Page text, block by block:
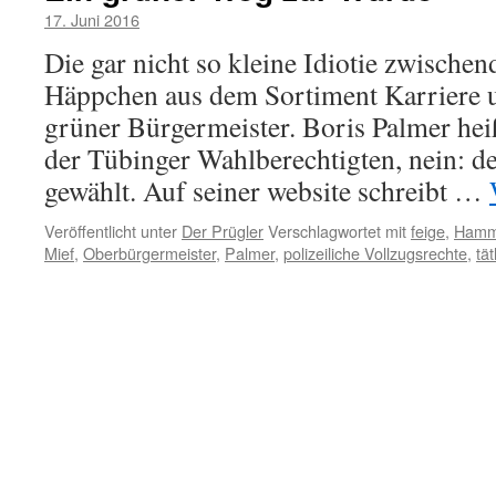
17. Juni 2016
Die gar nicht so kleine Idiotie
Häppchen aus dem Sortiment
grüner Bürgermeister. Boris Palmer
der Tübinger Wahlberechtigten, nein:
gewählt. Auf seiner website schreibt …
Veröffentlicht unter Der PrüglerVerschlagwortet mitfeige,
Mief, Oberbürgermeister, Palmer, polizeiliche Vollzugsrechte,